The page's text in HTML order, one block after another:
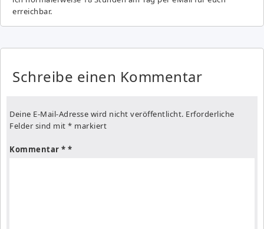
erreichbar.
Schreibe einen Kommentar
Deine E-Mail-Adresse wird nicht veröffentlicht. Erforderliche
Felder sind mit * markiert
Kommentar *